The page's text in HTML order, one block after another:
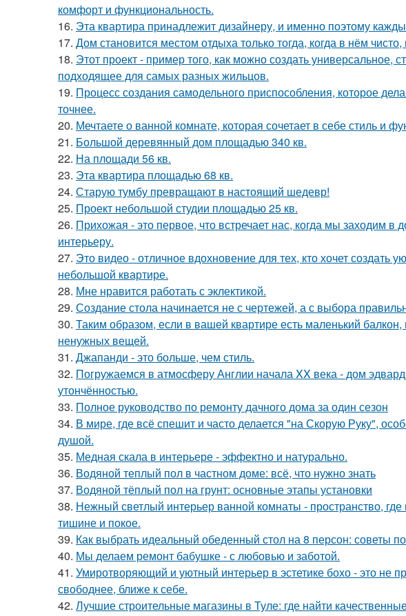
комфорт и функциональность.
16. Эта квартира принадлежит дизайнеру, и именно поэтому
17. Дом становится местом отдыха только тогда, когда в нём
18. Этот проект - пример того, как можно создать универсальное,
подходящее для самых разных жильцов.
19. Процесс создания самодельного приспособления, которое
точнее.
20. Мечтаете о ванной комнате, которая сочетает в себе стиль и
21. Большой деревянный дом площадью 340 кв.
22. На площади 56 кв.
23. Эта квартира площадью 68 кв.
24. Старую тумбу превращают в настоящий шедевр!
25. Проект небольшой студии площадью 25 кв.
26. Прихожая - это первое, что встречает нас, когда мы заходим
интерьеру.
27. Это видео - отличное вдохновение для тех, кто хочет создать
небольшой квартире.
28. Мне нравится работать с эклектикой.
29. Создание стола начинается не с чертежей, а с выбора
30. Таким образом, если в вашей квартире есть маленький
ненужных вещей.
31. Джапанди - это больше, чем стиль.
32. Погружаемся в атмосферу Англии начала XX века - дом
утончённостью.
33. Полное руководство по ремонту дачного дома за один сезон
34. В мире, где всё спешит и часто делается "на Скорую Руку",
душой.
35. Медная скала в интерьере - эффектно и натурально.
36. Водяной теплый пол в частном доме: всё, что нужно знать
37. Водяной тёплый пол на грунт: основные этапы установки
38. Нежный светлый интерьер ванной комнаты - пространство, где
тишине и покое.
39. Как выбрать идеальный обеденный стол на 8 персон: советы
40. Мы делаем ремонт бабушке - с любовью и заботой.
41. Умиротворяющий и уютный интерьер в эстетике бохо - это не
свободнее, ближе к себе.
42. Лучшие строительные магазины в Туле: где найти